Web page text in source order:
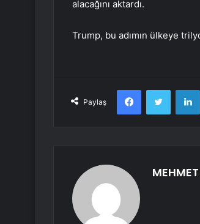
alacağını aktardı.
Trump, bu adımın ülkeye
Paylaş
FacebookTwitter